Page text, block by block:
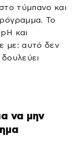
τύμπανο και
Το
και
με: αυτό δεν
δουλεύει
να μην